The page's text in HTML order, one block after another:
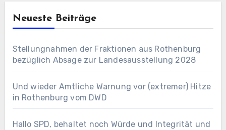
Neueste Beiträge
Stellungnahmen der Fraktionen aus Rothenburg
bezüglich Absage zur Landesausstellung 2028
Und wieder Amtliche Warnung vor (extremer) Hitze
in Rothenburg vom DWD
Hallo SPD, behaltet noch Würde und Integrität und